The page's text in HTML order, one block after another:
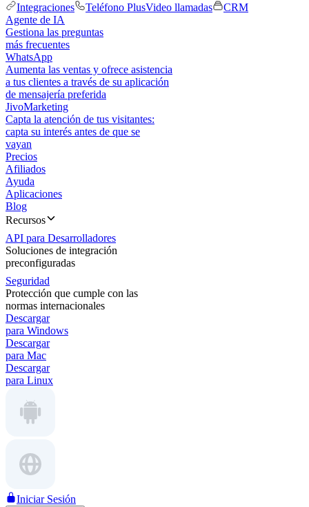
Integraciones
Teléfono PlusVideo llamadas
CRM
Agente de IA
Gestiona las preguntas
más frecuentes
WhatsApp
Aumenta las ventas y ofrece asistencia
a tus clientes a través de su aplicación
de mensajería preferida
JivoMarketing
Capta la atención de tus visitantes:
capta su interés antes de que se
vayan
Precios
Afiliados
Ayuda
Aplicaciones
Blog
Recursos
API para Desarrolladores
Soluciones de integración
preconfiguradas
Seguridad
Protección que cumple con las
normas internacionales
Descargar
para Windows
Descargar
para Mac
Descargar
para Linux
Iniciar Sesión